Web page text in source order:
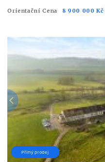
Orientační Cena 8 900 000 Kč
Přímý prodej